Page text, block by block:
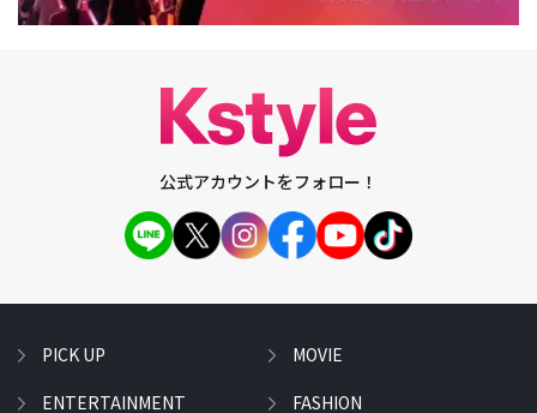
公式アカウントをフォロー！
PICK UP
ENTERTAINMENT
MOVIE
FASHION